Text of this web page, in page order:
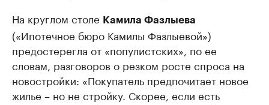
На круглом столе Камила Фазлыева
(«Ипотечное бюро Камилы Фазлыевой»)
предостерегла от «популистских», по ее
словам, разговоров о резком росте спроса на
новостройки: «Покупатель предпочитает новое
жилье – но не стройку. Скорее, если есть